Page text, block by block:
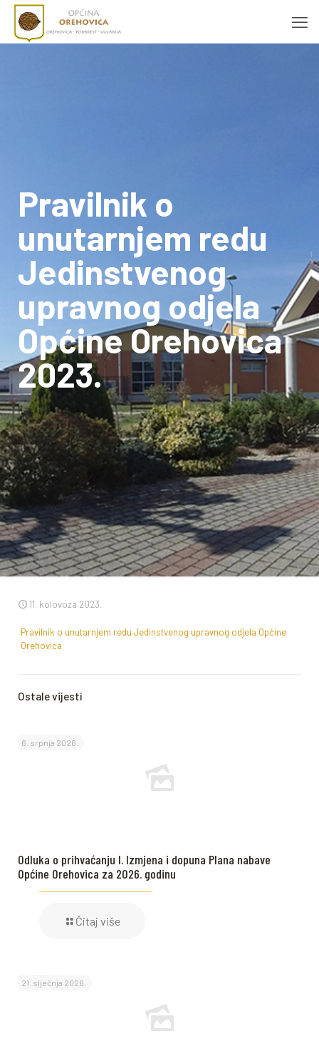
Pravilnik o
unutarnjem redu
Jedinstvenog
upravnog odjela
Općine Orehovica
2023.
11. kolovoza 2023.
Pravilnik o unutarnjem redu Jedinstvenog upravnog odjela Općine
Orehovica
Ostale vijesti
6. srpnja 2026.
Odluka o prihvaćanju I. Izmjena i dopuna Plana nabave
Općine Orehovica za 2026. godinu
Čitaj više
21. siječnja 2026.